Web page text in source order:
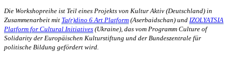
Die Workshopreihe ist Teil eines Projekts von Kultur Aktiv (Deutschland) in
Zusammenarbeit mit Ta(r)dino 6 Art Platform (Aserbaidschan) und IZOLYATSIA
Platform for Cultural Initiatives (Ukraine), das vom Programm Culture of
Solidarity der Europäischen Kulturstiftung und der Bundeszentrale für
politische Bildung gefördert wird.